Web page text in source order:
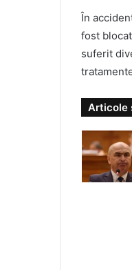
În
fost
suferit
Articole